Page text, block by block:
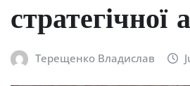
стратегічної
Терещенко Владислав